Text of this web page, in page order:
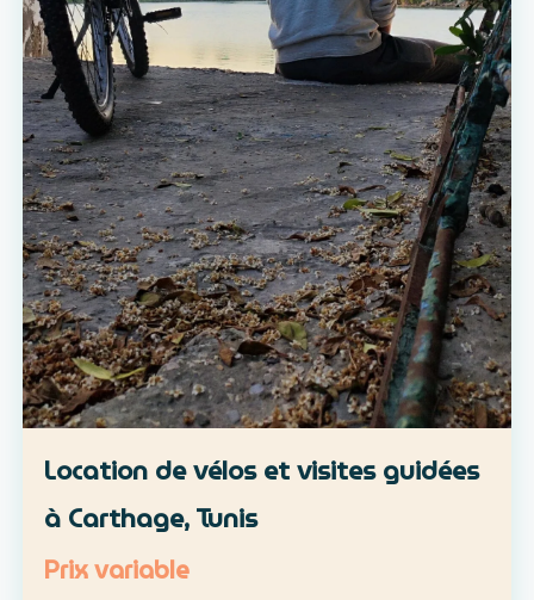
Location de vélos et visites guidées
à Carthage, Tunis
Prix variable